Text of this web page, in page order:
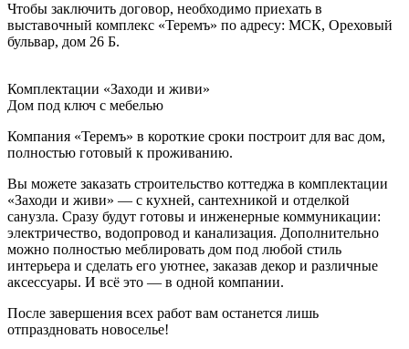
Чтобы заключить договор, необходимо приехать в
выставочный комплекс «Теремъ» по адресу: МСК, Ореховый
бульвар, дом 26 Б.
Комплектации «Заходи и живи»
Дом под ключ с мебелью
Компания «Теремъ» в короткие сроки построит для вас дом,
полностью готовый к проживанию.
Вы можете заказать строительство коттеджа в комплектации
«Заходи и живи» — с кухней, сантехникой и отделкой
санузла. Сразу будут готовы и инженерные коммуникации:
электричество, водопровод и канализация. Дополнительно
можно полностью меблировать дом под любой стиль
интерьера и сделать его уютнее, заказав декор и различные
аксессуары. И всё это — в одной компании.
После завершения всех работ вам останется лишь
отпраздновать новоселье!